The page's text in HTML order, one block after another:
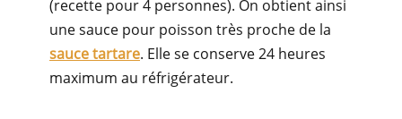
(recette pour 4 personnes). On obtient ainsi
une sauce pour poisson très proche de la
sauce tartare. Elle se conserve 24 heures
maximum au réfrigérateur.